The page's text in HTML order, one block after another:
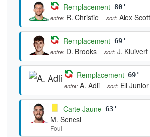
Remplacement 80'
entre: R. Christie sort: Alex Scott
Remplacement 69'
entre: D. Brooks sort: J. Kluivert
Remplacement 69'
entre: A. Adli sort: Eli
Carte Jaune 63'
M. Senesi
Foul